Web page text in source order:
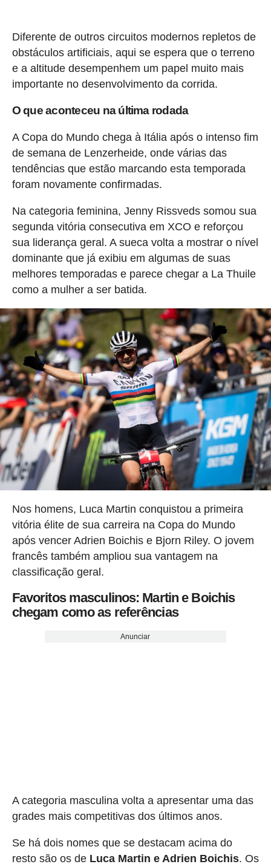
Diferente de outros circuitos modernos repletos de
obstáculos artificiais, aqui se espera que o terreno
e a altitude desempenhem um papel muito mais
importante no desenvolvimento da corrida.
O que aconteceu na última rodada
A Copa do Mundo chega à Itália após o intenso fim
de semana de Lenzerheide, onde várias das
tendências que estão marcando esta temporada
foram novamente confirmadas.
Na categoria feminina, Jenny Rissveds somou sua
segunda vitória consecutiva em XCO e reforçou
sua liderança geral. A sueca volta a mostrar o nível
dominante que já exibiu em algumas de suas
melhores temporadas e parece chegar a La Thuile
como a mulher a ser batida.
Nos homens, Luca Martin conquistou a primeira
vitória élite de sua carreira na Copa do Mundo
após vencer Adrien Boichis e Bjorn Riley. O jovem
francês também ampliou sua vantagem na
classificação geral.
Favoritos masculinos: Martin e Boichis
chegam como as referências
Anunciar
A categoria masculina volta a apresentar uma das
grades mais competitivas dos últimos anos.
Se há dois nomes que se destacam acima do
resto são os de Luca Martin e Adrien Boichis. Os